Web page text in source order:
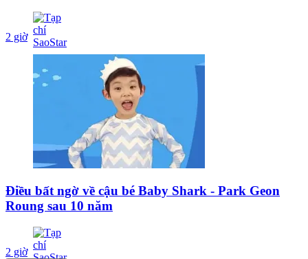
2 giờ
Điều bất ngờ về cậu bé Baby Shark - Park Geon
Roung sau 10 năm
2 giờ